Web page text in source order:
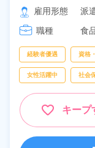
お仕事
出典
[2]
[3]
雇用形態
派
職種
食
経験者優遇 資格
女性活躍中 社会
キープ